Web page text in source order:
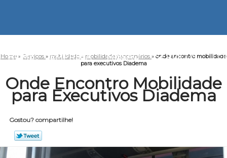
HOME EMPRESA MISSÃO SERVIÇOS
Home » Serviços » mobilidade » mobilidade funcionários » onde encontro mobilidade
para executivos Diadema
Onde Encontro Mobilidade
para Executivos Diadema
Gostou? compartilhe!